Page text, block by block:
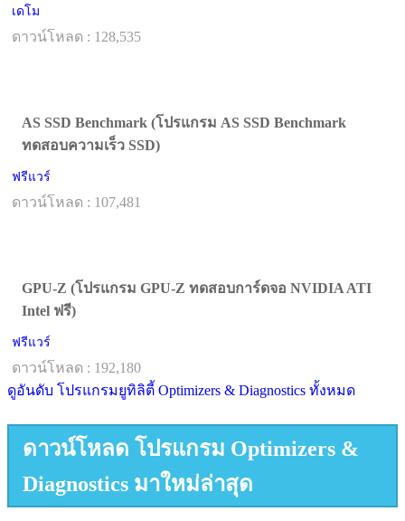
เดโม
ดาวน์โหลด : 128,535
AS SSD Benchmark (โปรแกรม AS SSD Benchmark
ทดสอบความเร็ว SSD)
ฟรีแวร์
ดาวน์โหลด : 107,481
GPU-Z (โปรแกรม GPU-Z ทดสอบการ์ดจอ NVIDIA ATI
Intel ฟรี)
ฟรีแวร์
ดาวน์โหลด : 192,180
ดูอันดับ โปรแกรมยูทิลิตี้ Optimizers & Diagnostics ทั้งหมด
ดาวน์โหลด โปรแกรม Optimizers &
Diagnostics มาใหม่ล่าสุด